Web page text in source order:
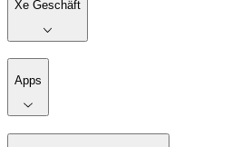
Xe Geschäft
Apps